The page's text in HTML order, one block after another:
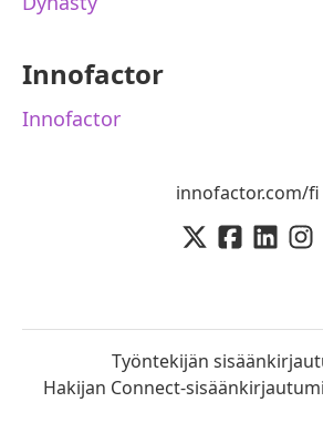
Innofactor
Innofactor
innofactor.com/fi
Työntekijän
Hakijan Connect-